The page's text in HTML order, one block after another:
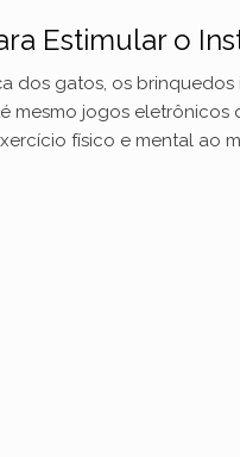
Estimular o
dos gatos, os
mesmo jogos eletrônicos
físico e mental ao